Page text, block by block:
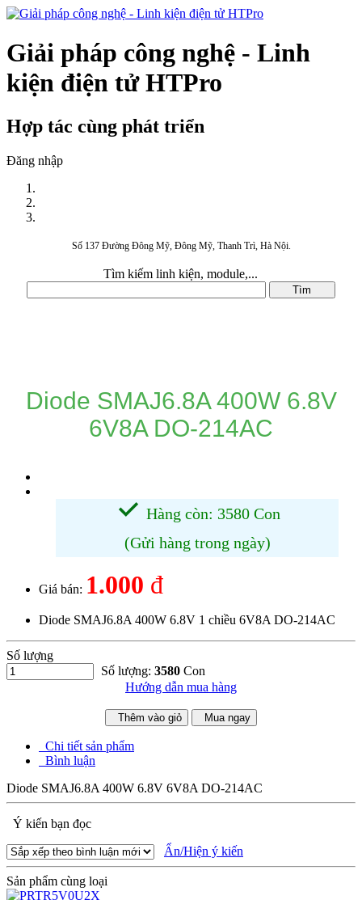
Giải pháp công nghệ - Linh
kiện điện tử HTPro
Hợp tác cùng phát triển
Đăng nhập
Số 137 Đường Đông Mỹ, Đông Mỹ, Thanh Trì, Hà Nội.
Tìm kiếm linh kiện, module,...
Diode SMAJ6.8A 400W 6.8V
6V8A DO-214AC
Hàng còn: 3580 Con
(Gửi hàng trong ngày)
Giá bán: 1.000 đ
Diode SMAJ6.8A 400W 6.8V 1 chiều 6V8A DO-214AC
Số lượng
Số lượng: 3580 Con
Hướng dẫn mua hàng
Thêm vào giỏ Mua ngay
Chi tiết sản phẩm
Bình luận
Diode SMAJ6.8A 400W 6.8V 6V8A DO-214AC
Ý kiến bạn đọc
Ẩn/Hiện ý kiến
Sản phẩm cùng loại